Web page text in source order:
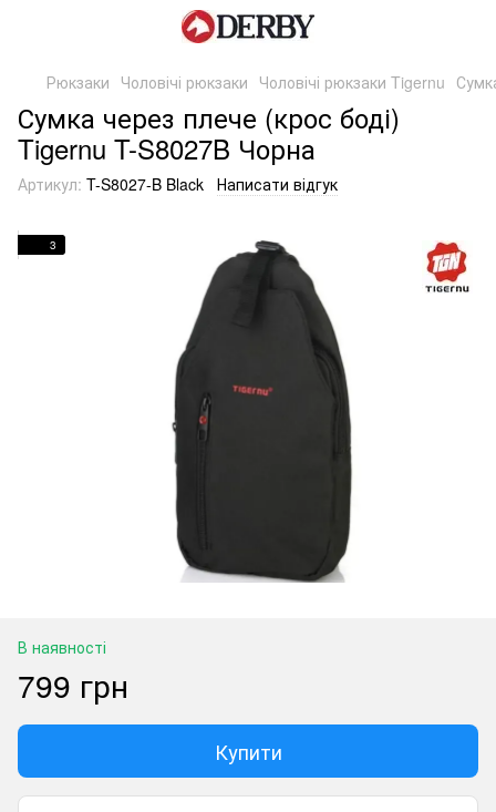
Рюкзаки Чоловічі рюкзаки Чоловічі рюкзаки Tigernu
Сумка через плече (крос боді)
Tigernu T-S8027B Чорна
Артикул: T-S8027-B Black Написати відгук
3
В наявності
799 грн
Купити